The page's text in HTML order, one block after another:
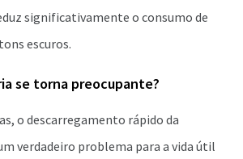
significativamente o consumo de
escuros.
se torna preocupante?
o descarregamento rápido da
verdadeiro problema para a vida útil